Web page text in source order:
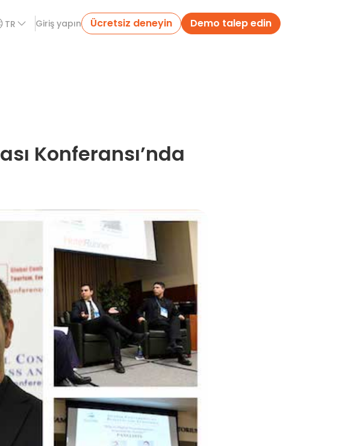
TR Giriş yapın Ücretsiz deneyin Demo talep edin
Konferansı’nda